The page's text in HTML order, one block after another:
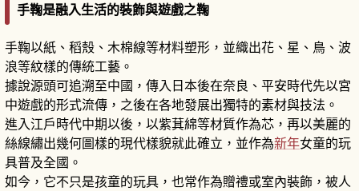
手鞠是融入生活的裝飾與遊戲之鞠
手鞠以紙、稻殼、木棉線等材料塑形，並織出花、星、鳥、波
浪等紋樣的傳統工藝。
據說源頭可追溯至中國，傳入日本後在奈良、平安時代先以宮
中遊戲的形式流傳，之後在各地發展出獨特的素材與技法。
進入江戶時代中期以後，以紫萁綿等材質作為芯，再以美麗的
絲線繡出幾何圖樣的現代樣貌就此確立，並作為新年女童的玩
具普及全國。
如今，它不只是孩童的玩具，也常作為贈禮或室內裝飾，被人